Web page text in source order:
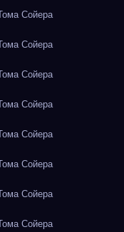
Сойера
Сойера
Сойера
Сойера
Сойера
Сойера
Сойера
Сойера